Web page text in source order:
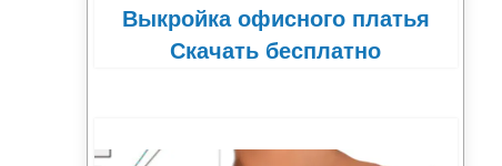
Выкройка офисного платья
Скачать бесплатно